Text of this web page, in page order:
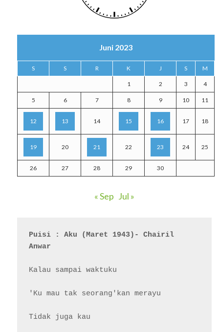
Juni 2023
S S R K J S M
1 2 3 4
5 6 7 8 9 10 11
12 13 14 15 16 17 18
19 20 21 22 23 24 25
26 27 28 29 30
« Sep Jul »
Puisi : Aku (Maret 1943)- Chairil
Anwar
Kalau sampai waktuku
'Ku mau tak seorang'kan merayu
Tidak juga kau